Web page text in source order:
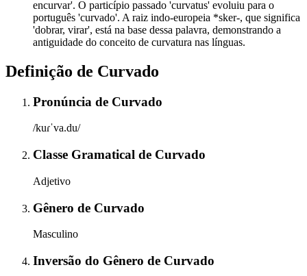
encurvar'. O particípio passado 'curvatus' evoluiu para o
português 'curvado'. A raiz indo-europeia *sker-, que significa
'dobrar, virar', está na base dessa palavra, demonstrando a
antiguidade do conceito de curvatura nas línguas.
Definição de Curvado
Pronúncia de Curvado
/kuɾˈva.du/
Classe Gramatical de Curvado
Adjetivo
Gênero de Curvado
Masculino
Inversão do Gênero de Curvado